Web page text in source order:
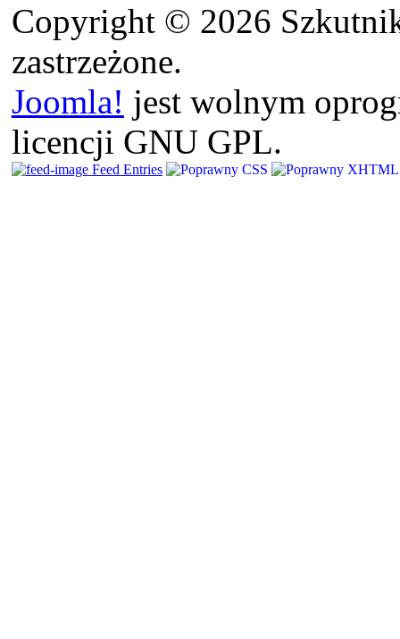
Copyright © 2026
zastrzeżone.
Joomla! jest wolnym
licencji GNU GPL.
Feed Entries